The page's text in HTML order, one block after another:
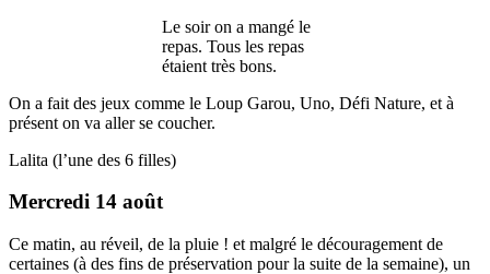
Le soir on a mangé le
repas. Tous les repas
étaient très bons.
On a fait des jeux comme le Loup Garou, Uno, Défi Nature, et à
présent on va aller se coucher.
Lalita (l’une des 6 filles)
Mercredi 14 août
Ce matin, au réveil, de la pluie ! et malgré le découragement de
certaines (à des fins de préservation pour la suite de la semaine), un